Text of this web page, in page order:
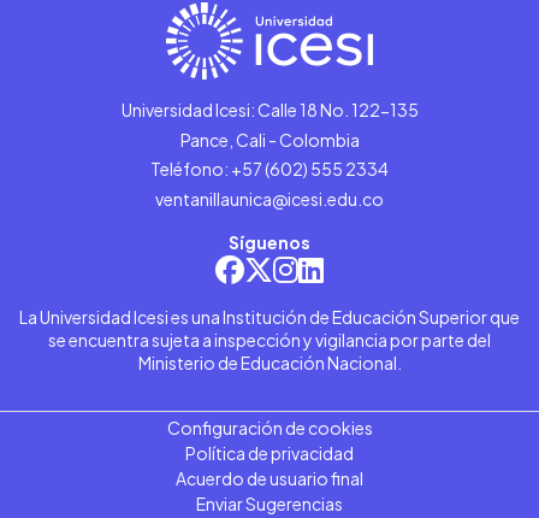
Universidad Icesi: Calle 18 No. 122-135
Pance, Cali - Colombia
Teléfono: +57 (602) 555 2334
ventanillaunica@icesi.edu.co
Síguenos
La Universidad Icesi es una Institución de Educación Superior que
se encuentra sujeta a inspección y vigilancia por parte del
Ministerio de Educación Nacional.
Configuración de cookies
Política de privacidad
Acuerdo de usuario final
Enviar Sugerencias